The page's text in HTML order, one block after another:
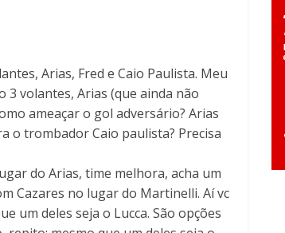
Arias, Fred e Caio Paulista. Meu
3 volantes, Arias (que ainda não
ameaçar o gol adversário? Arias
o trombador Caio paulista? Precisa
do Arias, time melhora, acha um
Cazares no lugar do Martinelli. Aí vc
um deles seja o Lucca. São opções